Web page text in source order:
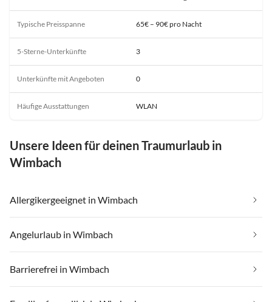
Typische Preisspanne 65€ – 90€ pro Nacht
5-Sterne-Unterkünfte 3
Unterkünfte mit Angeboten 0
Häufige Ausstattungen WLAN
Unsere Ideen für deinen Traumurlaub in
Wimbach
Allergikergeeignet in Wimbach
Angelurlaub in Wimbach
Barrierefrei in Wimbach